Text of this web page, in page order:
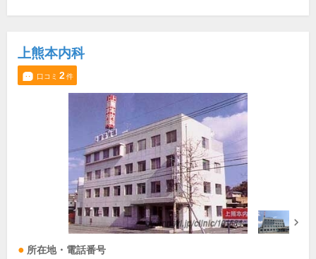
上熊本内科
口コミ 2件
所在地・電話番号